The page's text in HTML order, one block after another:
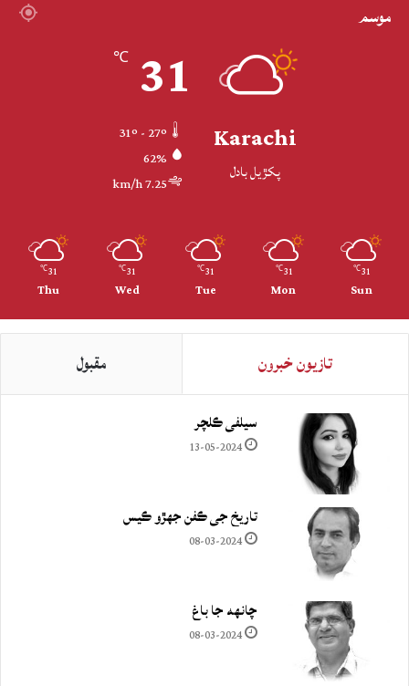
موسم
Karachi
پکڙيل بادل
31
℃
62%
7.25 km/h
31
℃
Sun
31
℃
Mon
31
℃
Tue
31
℃
Wed
31
℃
Thu
تازيون خبرون مقبول
سيلفي ڪلچر
13-05-2024
تاريخ جي ڪفن جھڙو ڪيس
08-03-2024
چانهه جا باغ
08-03-2024